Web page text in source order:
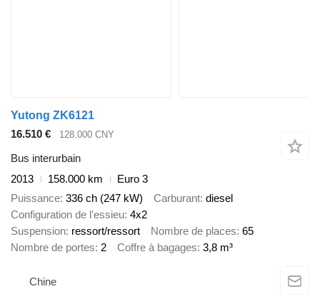
Yutong ZK6121
16.510 €
128.000 CNY
Bus interurbain
2013
158.000 km
Euro 3
Puissance 336 ch (247 kW) Carburant diesel
Configuration de l'essieu 4x2
Suspension ressort/ressort Nombre de places 65
Nombre de portes 2 Coffre à bagages 3,8 m³
Chine